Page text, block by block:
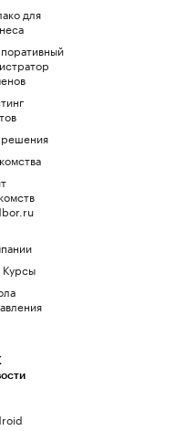
для
Курсы